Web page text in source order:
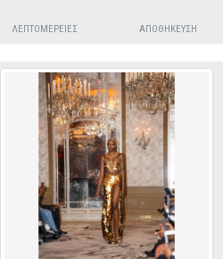
ΛΕΠΤΟΜΈΡΕΙΕΣ ΑΠΟΘΉΚΕΥΣΗ